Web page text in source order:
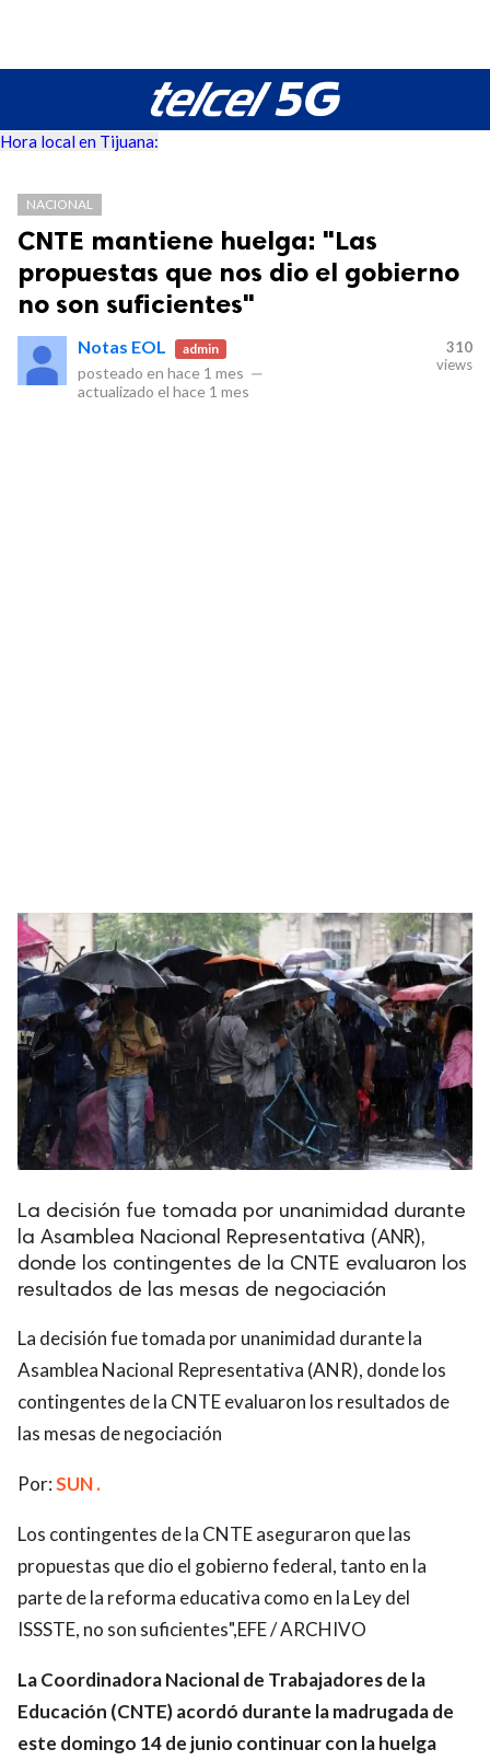
Hora local en Tijuana:
NACIONAL
CNTE mantiene huelga: "Las
propuestas que nos dio el gobierno
no son suficientes"
Notas EOL admin
posteado en hace 1 mes —
actualizado el hace 1 mes
310
views
La decisión fue tomada por unanimidad durante
la Asamblea Nacional Representativa (ANR),
donde los contingentes de la CNTE evaluaron los
resultados de las mesas de negociación
La decisión fue tomada por unanimidad durante la
Asamblea Nacional Representativa (ANR), donde los
contingentes de la CNTE evaluaron los resultados de
las mesas de negociación
Por:SUN .
Los contingentes de la CNTE aseguraron que las
propuestas que dio el gobierno federal, tanto en la
parte de la reforma educativa como en la Ley del
ISSSTE, no son suficientes",EFE / ARCHIVO
La Coordinadora Nacional de Trabajadores de la
Educación (CNTE) acordó durante la madrugada de
este domingo 14 de junio continuar con la huelga